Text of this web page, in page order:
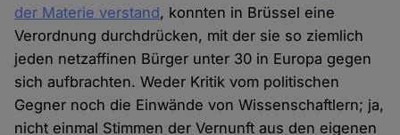
der Materie verstand, konnten in Brüssel eine
Verordnung durchdrücken, mit der sie so ziemlich
jeden netzaffinen Bürger unter 30 in Europa gegen
sich aufbrachten. Weder Kritik vom politischen
Gegner noch die Einwände von Wissenschaftlern; ja,
nicht einmal Stimmen der Vernunft aus den eigenen